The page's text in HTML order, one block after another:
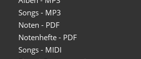
Songs - MP3
Noten - PDF
Notenhefte - PDF
Songs - MIDI